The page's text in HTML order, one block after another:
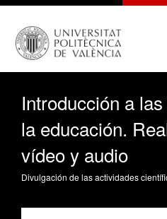
Introducción a
la educación.
vídeo y audio